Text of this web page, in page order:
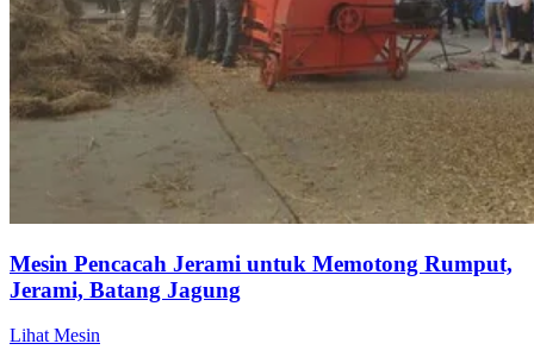
Mesin Pencacah Jerami untuk Memotong Rumput,
Jerami, Batang Jagung
Lihat Mesin